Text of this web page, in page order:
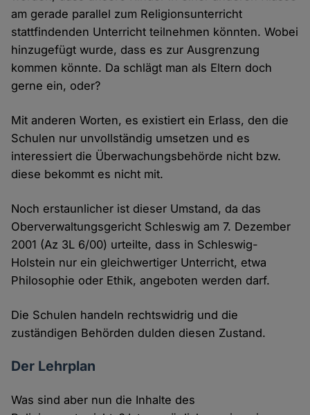
am gerade parallel zum Religionsunterricht
stattfindenden Unterricht teilnehmen könnten. Wobei
hinzugefügt wurde, dass es zur Ausgrenzung
kommen könnte. Da schlägt man als Eltern doch
gerne ein, oder?
Mit anderen Worten, es existiert ein Erlass, den die
Schulen nur unvollständig umsetzen und es
interessiert die Überwachungsbehörde nicht bzw.
diese bekommt es nicht mit.
Noch erstaunlicher ist dieser Umstand, da das
Oberverwaltungsgericht Schleswig am 7. Dezember
2001 (Az 3L 6/00) urteilte, dass in Schleswig-
Holstein nur ein gleichwertiger Unterricht, etwa
Philosophie oder Ethik, angeboten werden darf.
Die Schulen handeln rechtswidrig und die
zuständigen Behörden dulden diesen Zustand.
Der Lehrplan
Was sind aber nun die Inhalte des